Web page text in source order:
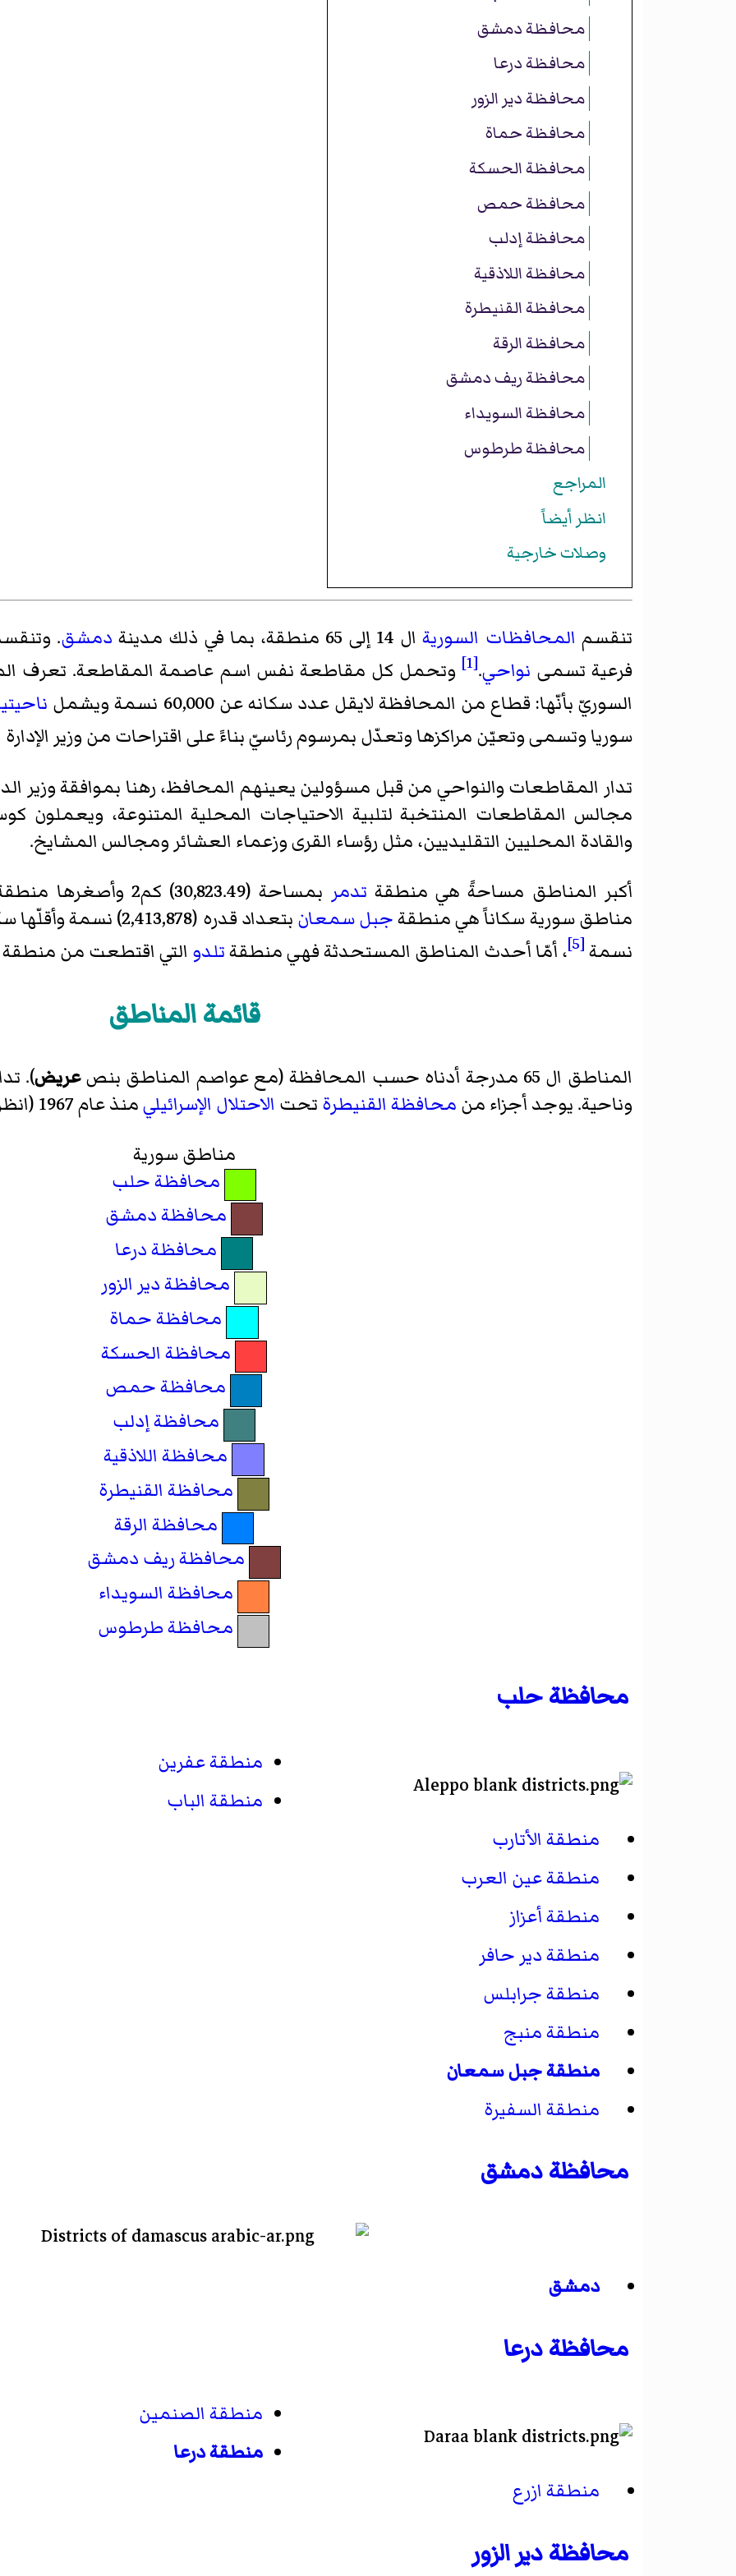
محافظة دمشق
محافظة درعا
محافظة دير الزور
محافظة حماة
محافظة الحسكة
محافظة حمص
محافظة إدلب
محافظة اللاذقية
محافظة القنيطرة
محافظة الرقة
محافظة ريف دمشق
محافظة السويداء
محافظة طرطوس
المراجع
انظر أيضاً
وصلات خارجية
تنقسم المحافظات السوريةال 14 إلى 65 منطقة، بما في ذلك مدينة دمشق
فرعية تسمى نواحي.
[1]
وتحمل كل مقاطعة نفس اسم عاصمة المقاطعة. تعرف
السوريّ بأنّها: قطاع من المحافظة لايقل عدد سكانه عن 60,000 نسمة ويشمل
سوريا وتسمى وتعيّن مراكزها وتعدّل بمرسوم رئاسيّ بناءً على اقتراحات من وزير
تدار المقاطعات والنواحي من قبل مسؤولين يعينهم المحافظ، رهنا بموافقة وزير
مجالس المقاطعات المنتخبة لتلبية الاحتياجات المحلية المتنوعة، ويعملون
والقادة المحليين التقليديين، مثل رؤساء القرى وزعماء العشائر ومجالس المشايخ.
أكبر المناطق مساحةً هي منطقة تدمر بمساحة (30,823.49) كم2 وأصغرها منطقة
مناطق سورية سكاناً هي منطقةجبل سمعان بتعداد قدره (2,413,878) نسمة وأقلّها سكاناً منطقة
نسمة [5] ، أمّا أحدث المناطق المستحدثة فهي منطقةتلدو التي اقتطعت من منطقة
قائمة المناطق
المناطق ال 65 مدرجة أدناه حسب المحافظة (مع عواصم المناطق بنص عريض).
وناحية. يوجد أجزاء من محافظة القنيطرة تحت الاحتلال الإسرائيليمنذ عام 1967 (انظر
مناطق سورية
محافظة حلب
محافظة دمشق
محافظة درعا
محافظة دير الزور
محافظة حماة
محافظة الحسكة
محافظة حمص
محافظة إدلب
محافظة اللاذقية
محافظة القنيطرة
محافظة الرقة
محافظة ريف دمشق
محافظة السويداء
محافظة طرطوس
محافظة حلب
منطقة عفرين
منطقة الباب
منطقة الأتارب
منطقة عين العرب
منطقة أعزاز
منطقة دير حافر
منطقة جرابلس
منطقة منبج
منطقة جبل سمعان
منطقة السفيرة
محافظة دمشق
دمشق
محافظة درعا
منطقة الصنمين
منطقة درعا
منطقة ازرع
محافظة دير الزور